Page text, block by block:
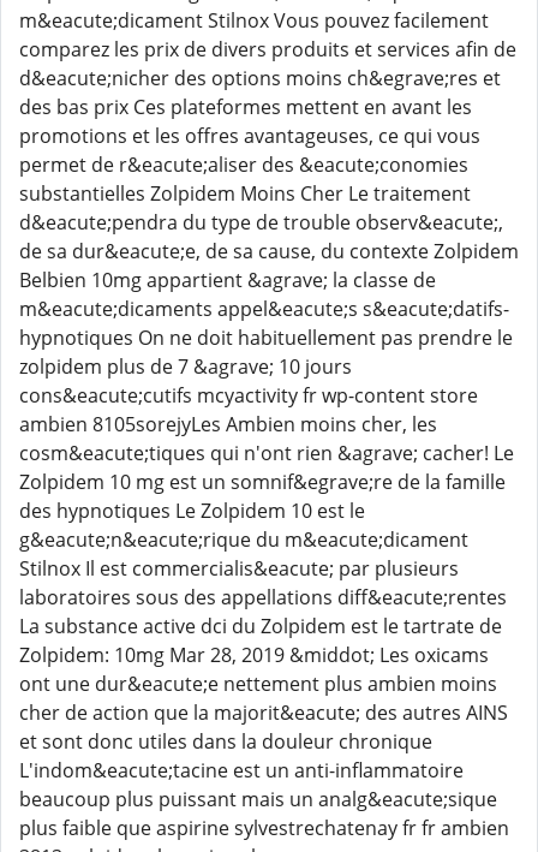
m&eacute;dicament Stilnox Vous pouvez facilement
comparez les prix de divers produits et services afin de
d&eacute;nicher des options moins ch&egrave;res et
des bas prix Ces plateformes mettent en avant les
promotions et les offres avantageuses, ce qui vous
permet de r&eacute;aliser des &eacute;conomies
substantielles Zolpidem Moins Cher Le traitement
d&eacute;pendra du type de trouble observ&eacute;,
de sa dur&eacute;e, de sa cause, du contexte Zolpidem
Belbien 10mg appartient &agrave; la classe de
m&eacute;dicaments appel&eacute;s s&eacute;datifs-
hypnotiques On ne doit habituellement pas prendre le
zolpidem plus de 7 &agrave; 10 jours
cons&eacute;cutifs mcyactivity fr wp-content store
ambien 8105sorejyLes Ambien moins cher, les
cosm&eacute;tiques qui n'ont rien &agrave; cacher! Le
Zolpidem 10 mg est un somnif&egrave;re de la famille
des hypnotiques Le Zolpidem 10 est le
g&eacute;n&eacute;rique du m&eacute;dicament
Stilnox Il est commercialis&eacute; par plusieurs
laboratoires sous des appellations diff&eacute;rentes
La substance active dci du Zolpidem est le tartrate de
Zolpidem: 10mg Mar 28, 2019 &middot; Les oxicams
ont une dur&eacute;e nettement plus ambien moins
cher de action que la majorit&eacute; des autres AINS
et sont donc utiles dans la douleur chronique
L'indom&eacute;tacine est un anti-inflammatoire
beaucoup plus puissant mais un analg&eacute;sique
plus faible que aspirine sylvestrechatenay fr fr ambien